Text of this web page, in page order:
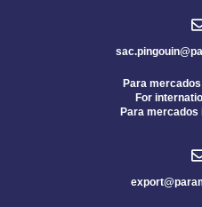
Para
For
Para